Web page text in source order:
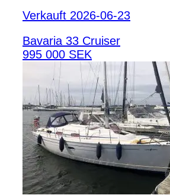
Verkauft 2026-06-23
Bavaria 33 Cruiser
995 000 SEK